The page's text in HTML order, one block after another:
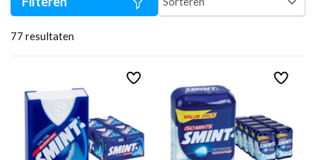
77 resultaten